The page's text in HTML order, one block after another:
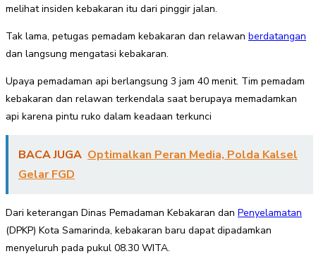
melihat insiden kebakaran itu dari pinggir jalan.
Tak lama, petugas pemadam kebakaran dan relawan berdatangan
dan langsung mengatasi kebakaran.
Upaya pemadaman api berlangsung 3 jam 40 menit. Tim pemadam
kebakaran dan relawan terkendala saat berupaya memadamkan
api karena pintu ruko dalam keadaan terkunci
BACA JUGA Optimalkan Peran Media, Polda Kalsel
Gelar FGD
Dari keterangan Dinas Pemadaman Kebakaran dan Penyelamatan
(DPKP) Kota Samarinda, kebakaran baru dapat dipadamkan
menyeluruh pada pukul 08.30 WITA.